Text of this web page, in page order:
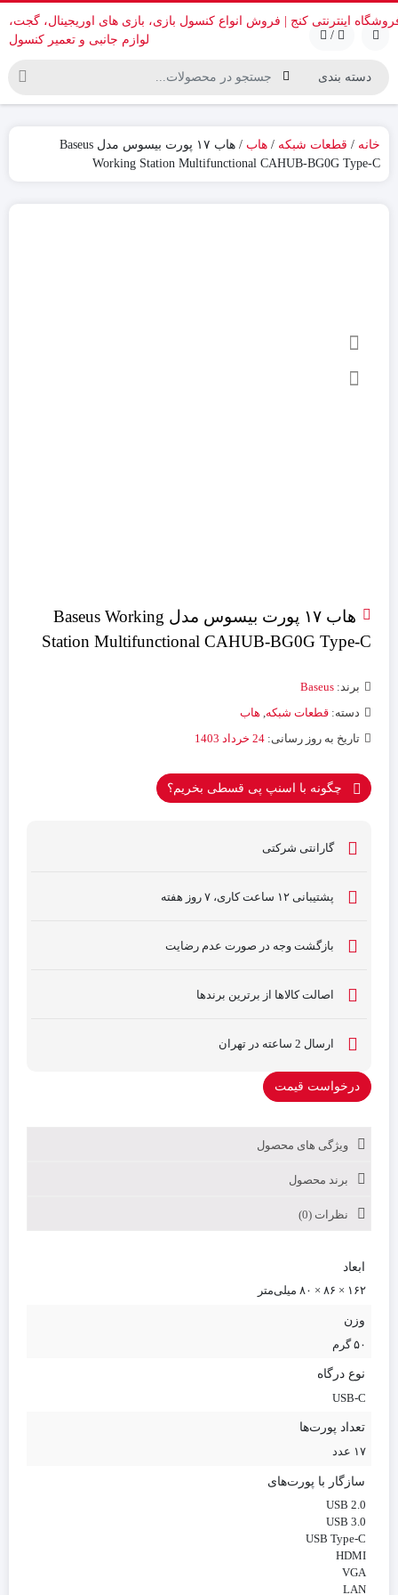
/
خانه / قطعات شبکه / هاب
/ هاب ۱۷ پورت بیسوس مدل Baseus
Working Station Multifunctional CAHUB-BG0G Type-C
هاب ۱۷ پورت بیسوس مدل Baseus Working
Station Multifunctional CAHUB-BG0G Type-C
برند: Baseus
دسته: قطعات شبکه هاب
تاریخ به روز رسانی: 24 خرداد 1403
چگونه با اسنپ پی قسطی بخریم؟
گارانتی شرکتی
پشتیبانی ۱۲ ساعت کاری، ۷ روز هفته
بازگشت وجه در صورت عدم رضایت
اصالت کالاها از برترین برندها
ارسال 2 ساعته در تهران
درخواست قیمت
ویژگی های محصول
برند محصول
نظرات (0)
ابعاد
۱۶۲ × ۸۶ × ۸۰ میلی‌متر
وزن
۵۰ گرم
نوع درگاه
USB-C
تعداد پورت‌ها
۱۷ عدد
سازگار با پورت‌های
USB 2.0
USB 3.0
USB Type-C
HDMI
VGA
LAN